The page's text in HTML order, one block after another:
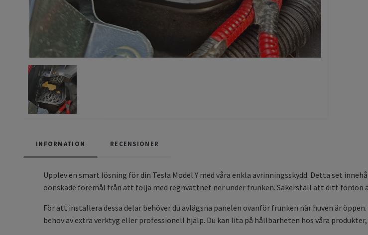
INFORMATION RECENSIONER
Upplev en smart lösning för din Tesla Model Y med våra enkla avrinningsskydd. Detta set
oönskade föremål från att följa med regnvattnet ner under frunken. Säkerställ att ditt
För att installera dessa delar behöver du avlägsna panelen ovanför frunken när huven är
behov av extra verktyg eller professionell hjälp. Du kan lita på hållbarheten hos våra